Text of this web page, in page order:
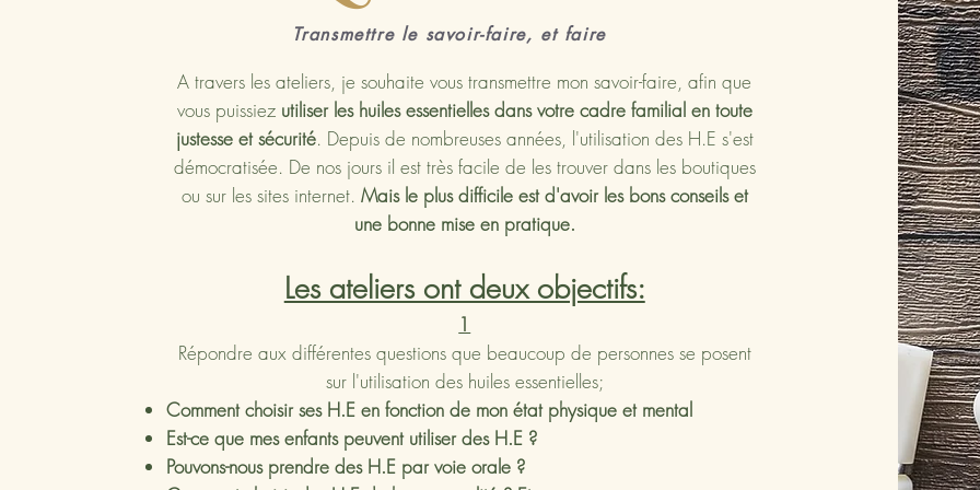
Transmettre le savoir-faire, et faire
A travers les ateliers, je souhaite vous transmettre mon savoir-faire, afin que
vous puissiez utiliser les huiles essentielles dans votre cadre familial en toute
justesse et sécurité. Depuis de nombreuses années, l'utilisation des H.E s'est
démocratisée. De nos jours il est très facile de les trouver dans les boutiques
ou sur les sites internet. Mais le plus difficile est d'avoir les bons conseils et
une bonne mise en pratique.
Les ateliers ont deux objectifs:
1
Répondre aux différentes questions que beaucoup de personnes se posent
sur l'utilisation des huiles essentielles;
Comment choisir ses H.E en fonction de mon état physique et mental
Est-ce que mes enfants peuvent utiliser des H.E ?
Pouvons-nous prendre des H.E par voie orale ?